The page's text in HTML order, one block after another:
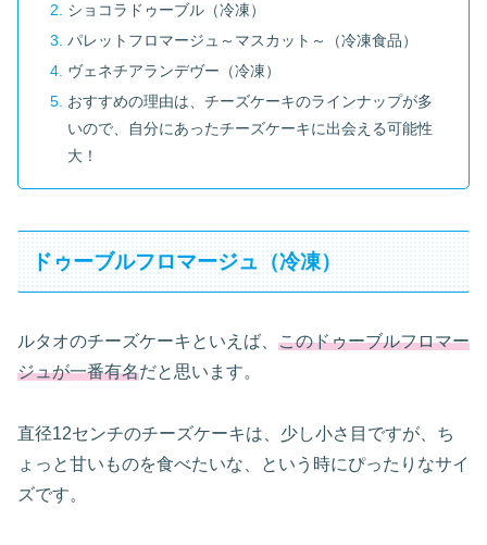
ショコラドゥーブル（冷凍）
パレットフロマージュ～マスカット～（冷凍食品）
ヴェネチアランデヴー（冷凍）
おすすめの理由は、チーズケーキのラインナップが多
いので、自分にあったチーズケーキに出会える可能性
大！
ドゥーブルフロマージュ（冷凍）
ルタオのチーズケーキといえば、 このドゥーブルフロマー
ジュが一番有名だと思います。
直径12センチのチーズケーキは、少し小さ目ですが、ち
ょっと甘いものを食べたいな、という時にぴったりなサイ
ズです。